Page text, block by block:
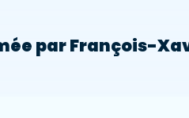
par François-